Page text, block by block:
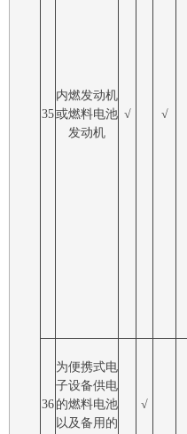
35
内燃发动机
或燃料电池
发动机
√ √
36
为便携式电
子设备供电
的燃料电池
以及备用的
√